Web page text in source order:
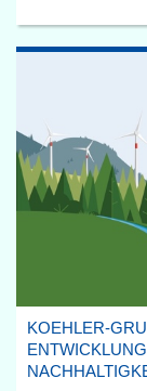
KOEHLER-